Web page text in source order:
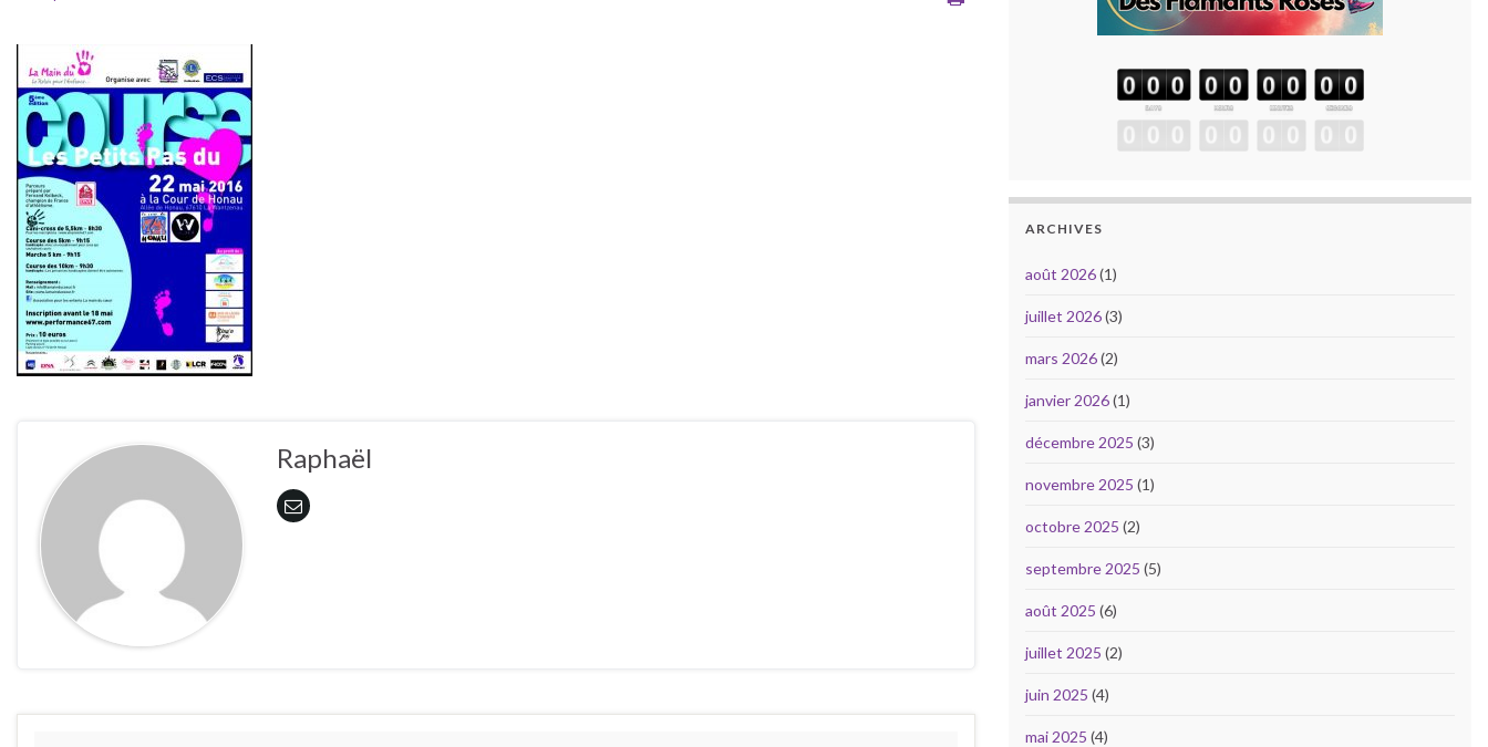
Raphaël
ARCHIVES
août 2026(1)
juillet 2026(3)
mars 2026(2)
janvier 2026(1)
décembre 2025 (3)
novembre 2025 (1)
octobre 2025 (2)
septembre 2025 (5)
août 2025 (6)
juillet 2025 (2)
juin 2025 (4)
mai 2025 (4)